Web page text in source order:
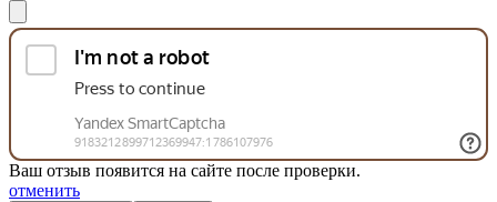
Ваш отзыв появится на сайте после проверки.
отменить